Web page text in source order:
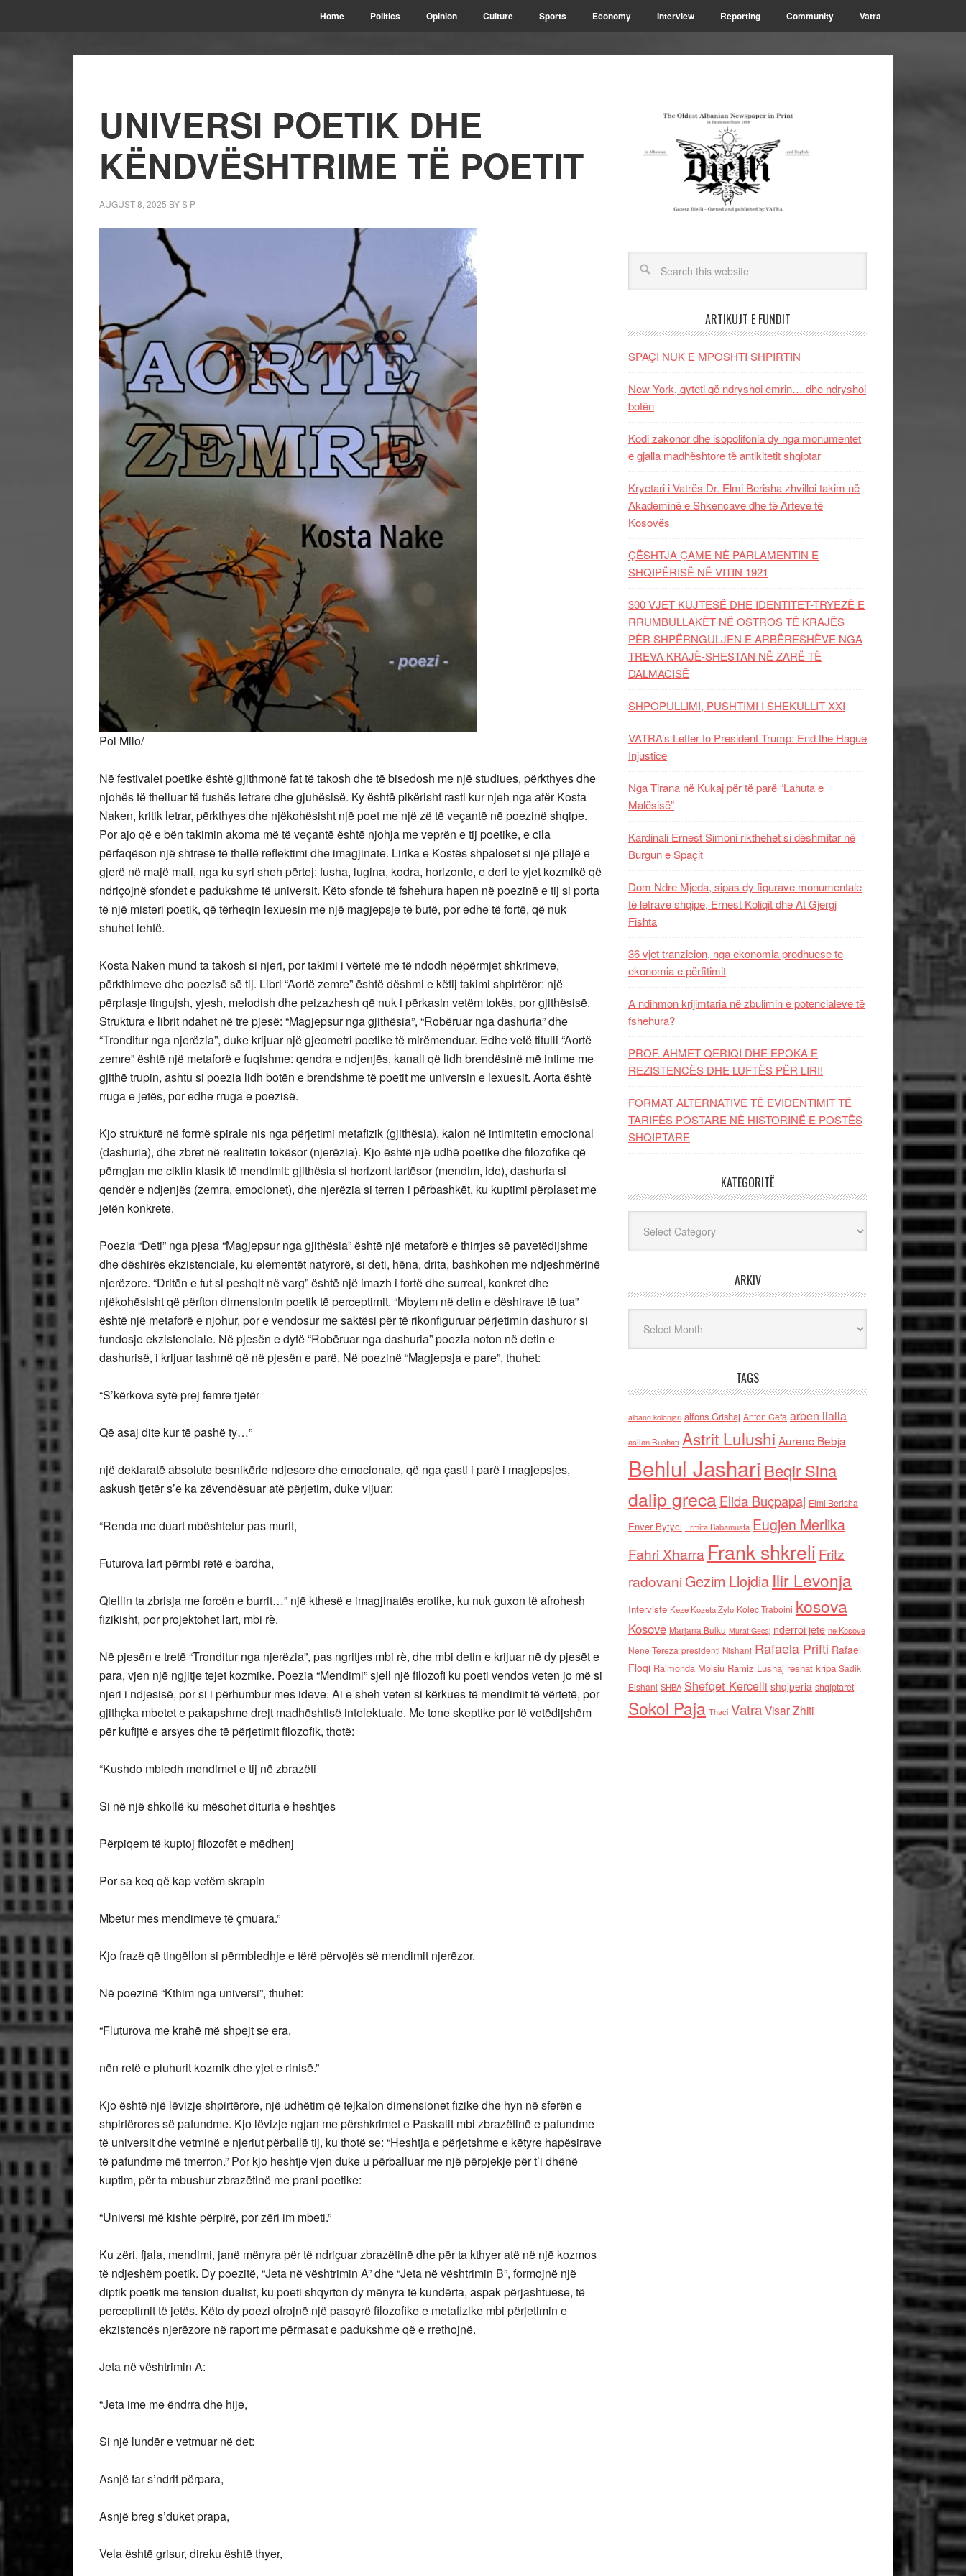
Home Politics Opinion Culture Sports Economy Interview Reporting Community Vatra
UNIVERSI POETIK DHE
KËNDVËSHTRIME TË POETIT
AUGUST 8, 2025 BYS P
Pol Milo/
Në festivalet poetike është gjithmonë fat të takosh dhe të bisedosh me një studiues, përkthyes dhe
njohës të thelluar të fushës letrare dhe gjuhësisë. Ky është pikërisht rasti kur njeh nga afër Kosta
Naken, kritik letrar, përkthyes dhe njëkohësisht një poet me një zë të veçantë në poezinë shqipe.
Por ajo që e bën takimin akoma më të veçantë është njohja me veprën e tij poetike, e cila
përfaqëson një shtresë të thellë reflektimi dhe imagjinate. Lirika e Kostës shpaloset si një pllajë e
gjerë në majë mali, nga ku syri sheh përtej: fusha, lugina, kodra, horizonte, e deri te yjet kozmikë që
ndriçojnë sfondet e padukshme të universit. Këto sfonde të fshehura hapen në poezinë e tij si porta
të një misteri poetik, që tërheqin lexuesin me një magjepsje të butë, por edhe të fortë, që nuk
shuhet lehtë.
Kosta Naken mund ta takosh si njeri, por takimi i vërtetë me të ndodh nëpërmjet shkrimeve,
përkthimeve dhe poezisë së tij. Libri “Aortë zemre” është dëshmi e këtij takimi shpirtëror: një
përplasje tingujsh, yjesh, melodish dhe peizazhesh që nuk i përkasin vetëm tokës, por gjithësisë.
Struktura e librit ndahet në tre pjesë: “Magjepsur nga gjithësia”, “Robëruar nga dashuria” dhe
“Tronditur nga njerëzia”, duke krijuar një gjeometri poetike të mirëmenduar. Edhe vetë titulli “Aortë
zemre” është një metaforë e fuqishme: qendra e ndjenjës, kanali që lidh brendësinë më intime me
gjithë trupin, ashtu si poezia lidh botën e brendshme të poetit me universin e lexuesit. Aorta është
rruga e jetës, por edhe rruga e poezisë.
Kjo strukturë në formë spirale nis nga përjetimi metafizik (gjithësia), kalon në intimitetin emocional
(dashuria), dhe zbret në realitetin tokësor (njerëzia). Kjo është një udhë poetike dhe filozofike që
përngjan me ciklin klasik të mendimit: gjithësia si horizont lartësor (mendim, ide), dashuria si
qendër e ndjenjës (zemra, emocionet), dhe njerëzia si terren i përbashkët, ku kuptimi përplaset me
jetën konkrete.
Poezia “Deti” nga pjesa “Magjepsur nga gjithësia” është një metaforë e thirrjes së pavetëdijshme
dhe dëshirës ekzistenciale, ku elementët natyrorë, si deti, hëna, drita, bashkohen me ndjeshmërinë
njerëzore. “Dritën e fut si peshqit në varg” është një imazh i fortë dhe surreal, konkret dhe
njëkohësisht që përfton dimensionin poetik të perceptimit. “Mbytem në detin e dëshirave të tua”
është një metaforë e njohur, por e vendosur me saktësi për të rikonfiguruar përjetimin dashuror si
fundosje ekzistenciale. Në pjesën e dytë “Robëruar nga dashuria” poezia noton në detin e
dashurisë, i krijuar tashmë që në pjesën e parë. Në poezinë “Magjepsja e pare”, thuhet:
“S’kërkova sytë prej femre tjetër
Që asaj dite kur të pashë ty…”
një deklaratë absolute besnikërie ndjesore dhe emocionale, që nga çasti i parë i magjepsjes,
askush tjetër s’e ka zëvendësuar atë përjetim, duke vijuar:
“Renda me duart mbështetur pas murit,
Futurova lart përmbi retë e bardha,
Qiellin ta zbrisja me forcën e burrit…” një kthesë e imagjinatës erotike, ku nuk guxon të afrohesh
fizikisht, por projektohet lart, mbi rè.
Në pjesën e tretë “Tronditur nga njerëzia”, pas ngritjes mbi rè, dhe mbi detin e krijuar në dy pjesët e
para, vjen një ngjitje tejet kozmike. Poezia “Mendimi” sjell një filozofi ku poeti vendos veten jo më si
njeri i ndjesisë, por si i përhumbur mes ideve. Ai e sheh veten si kërkues të mendimit të vërtetë, por
gjithçka mbetet e pakapshme drejt madhështisë intelektuale. Me tone skeptike por të vetëdijshëm
për kufijtë e arsyes dhe të përjetimit filozofik, thotë:
“Kushdo mbledh mendimet e tij në zbrazëti
Si në një shkollë ku mësohet dituria e heshtjes
Përpiqem të kuptoj filozofët e mëdhenj
Por sa keq që kap vetëm skrapin
Mbetur mes mendimeve të çmuara.”
Kjo frazë që tingëllon si përmbledhje e tërë përvojës së mendimit njerëzor.
Në poezinë “Kthim nga universi”, thuhet:
“Fluturova me krahë më shpejt se era,
nën retë e pluhurit kozmik dhe yjet e rinisë.”
Kjo është një lëvizje shpirtërore, një udhëtim që tejkalon dimensionet fizike dhe hyn në sferën e
shpirtërores së pafundme. Kjo lëvizje ngjan me përshkrimet e Paskalit mbi zbrazëtinë e pafundme
të universit dhe vetminë e njeriut përballë tij, ku thotë se: “Heshtja e përjetshme e këtyre hapësirave
të pafundme më tmerron.” Por kjo heshtje vjen duke u përballuar me një përpjekje për t’i dhënë
kuptim, për ta mbushur zbrazëtinë me prani poetike:
“Universi më kishte përpirë, por zëri im mbeti.”
Ku zëri, fjala, mendimi, janë mënyra për të ndriçuar zbrazëtinë dhe për ta kthyer atë në një kozmos
të ndjeshëm poetik. Dy poezitë, “Jeta në vështrimin A” dhe “Jeta në vështrimin B”, formojnë një
diptik poetik me tension dualist, ku poeti shqyrton dy mënyra të kundërta, aspak përjashtuese, të
perceptimit të jetës. Këto dy poezi ofrojnë një pasqyrë filozofike e metafizike mbi përjetimin e
ekzistencës njerëzore në raport me përmasat e padukshme që e rrethojnë.
Jeta në vështrimin A:
“Jeta ime me ëndrra dhe hije,
Si një lundër e vetmuar në det:
Asnjë far s’ndrit përpara,
Asnjë breg s’duket prapa,
Vela është grisur, direku është thyer,
ARTIKUJT E FUNDIT
SPAÇI NUK E MPOSHTI SHPIRTIN
New York, qyteti që ndryshoi emrin… dhe ndryshoi
botën
Kodi zakonor dhe isopolifonia dy nga monumentet
e gjalla madhështore të antikitetit shqiptar
Kryetari i Vatrës Dr. Elmi Berisha zhvilloi takim në
Akademinë e Shkencave dhe të Arteve të
Kosovës
ÇËSHTJA ÇAME NË PARLAMENTIN E
SHQIPËRISË NË VITIN 1921
300 VJET KUJTESË DHE IDENTITET-TRYEZË E
RRUMBULLAKËT NË OSTROS TË KRAJËS
PËR SHPËRNGULJEN E ARBËRESHËVE NGA
TREVA KRAJË-SHESTAN NË ZARË TË
DALMACISË
SHPOPULLIMI, PUSHTIMI I SHEKULLIT XXI
VATRA’s Letter to President Trump: End the Hague
Injustice
Nga Tirana në Kukaj për të parë “Lahuta e
Malësisë”
Kardinali Ernest Simoni rikthehet si dëshmitar në
Burgun e Spaçit
Dom Ndre Mjeda, sipas dy figurave monumentale
të letrave shqipe, Ernest Koliqit dhe At Gjergj
Fishta
36 vjet tranzicion, nga ekonomia prodhuese te
ekonomia e përfitimit
A ndihmon krijimtaria në zbulimin e potencialeve të
fshehura?
PROF. AHMET QERIQI DHE EPOKA E
REZISTENCЁS DHE LUFTЁS PЁR LIRI!
FORMAT ALTERNATIVE TË EVIDENTIMIT TË
TARIFËS POSTARE NË HISTORINË E POSTËS
SHQIPTARE
KATEGORITË
ARKIV
TAGS
albano kolonjari alfons Grishaj Anton Cefa arben llalla
asllan Bushati Astrit Lulushi Aurenc Bebja
Behlul Jashari Beqir Sina
dalip grecaElida Buçpapaj Elmi Berisha
Enver Bytyci Ermira Babamusta Eugjen Merlika
Fahri Xharra Frank shkreli Fritz
radovaniGezim Llojdia Ilir Levonja
Interviste Keze Kozeta Zylo Kolec Traboini kosova
Kosove Marjana Bulku Murat Gecaj nderroi jete ne Kosove
Nene Tereza presidenti Nishani Rafaela Prifti Rafael
Floqi Raimonda Moisiu Ramiz Lushaj reshat kripa Sadik
Elshani SHBA Shefqet Kercelli shqiperia shqiptaret
Sokol Paja Thaci VatraVisar Zhiti